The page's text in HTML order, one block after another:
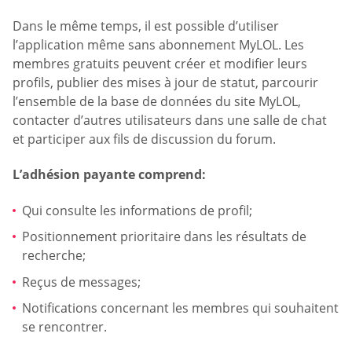
Dans le même temps, il est possible d’utiliser
l’application même sans abonnement MyLOL. Les
membres gratuits peuvent créer et modifier leurs
profils, publier des mises à jour de statut, parcourir
l’ensemble de la base de données du site MyLOL,
contacter d’autres utilisateurs dans une salle de chat
et participer aux fils de discussion du forum.
L’adhésion payante comprend:
Qui consulte les informations de profil;
Positionnement prioritaire dans les résultats de
recherche;
Reçus de messages;
Notifications concernant les membres qui souhaitent
se rencontrer.